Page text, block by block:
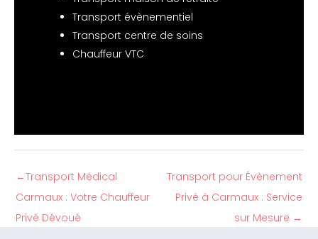
Transport évènementiel
Transport centre de soins
Chauffeur VTC
←Transport Médical
Carmaux : Votre Chauffeur
Privé Dévoué
Transport pour Évènement
Privé à Carmaux : Service
sur Mesure →